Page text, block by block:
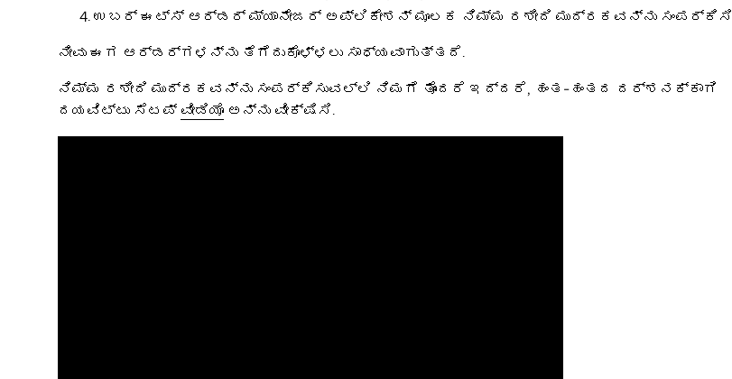
ಉಬರ್ ಈಟ್ಸ್ ಆರ್ಡರ್ ಮ್ಯಾನೇಜರ್ ಅಪ್ಲಿಕೇಶನ್ ಮೂಲಕ ನಿಮ್ಮ ರಶೀದಿ ಮುದ್ರಕವನ್ನು ಸಂಪರ್ಕಿಸಿ
ನೀವು ಈಗ ಆರ್ಡರ್ಗಳನ್ನು ತೆಗೆದುಕೊಳ್ಳಲು ಸಾಧ್ಯವಾಗುತ್ತದೆ.
ನಿಮ್ಮ ರಶೀದಿ ಮುದ್ರಕವನ್ನು ಸಂಪರ್ಕಿಸುವಲ್ಲಿ ನಿಮಗೆ ತೊಂದರೆ ಇದ್ದರೆ, ಹಂತ-ಹಂತದ ದರ್ಶನಕ್ಕಾಗಿ
ದಯವಿಟ್ಟು ಸೆಟಪ್ ವೀಡಿಯೊ ಅನ್ನು ವೀಕ್ಷಿಸಿ.